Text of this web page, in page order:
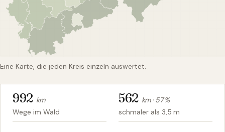
Eine Karte, die jeden Kreis einzeln auswertet.
992 km
Wege im Wald
562 km ·57%
schmaler als 3,5 m